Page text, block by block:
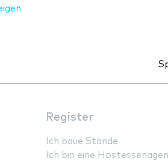
Register
Ich baue Stände
Ich bin eine